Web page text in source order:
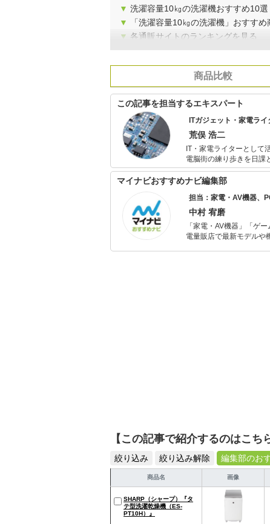
▼ 洗濯容量10㎏の洗濯機おすすめ10選
▼
「洗濯容量10㎏の洗濯機」おすす
▼ 各通販サイトのランキングを見る
商品比較
この記事を担当するエキスパート
ITガジェット・家電ライ
荒俣 浩二
IT・家電ライターとして
電脳街の練り歩きを日課
いものが出るとすぐに飛
マイナビおすすめナビ編集部
担当：家電・AV機器、
中村 宥磨
「家電・AV機器」「ゲ
電量販店で最新モデルや
【この記事で紹介するのはこち
絞り込み 絞り込み解除 編集部のお
商品名 画像
SHARP（シャープ）『タ
テ型洗濯乾燥機（ES-
PT10H）』